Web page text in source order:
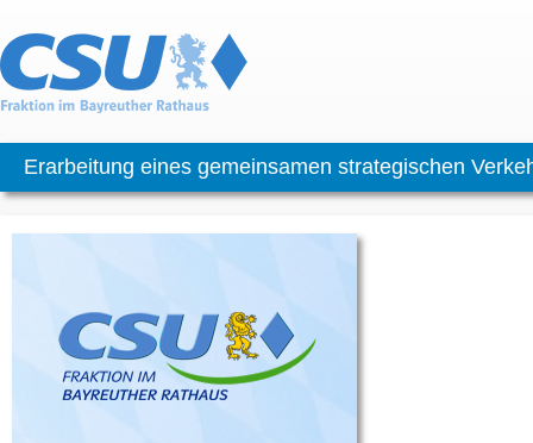
Erarbeitung eines gemeinsamen strategischen